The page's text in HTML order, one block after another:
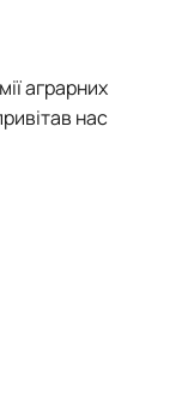
аграрних
нас